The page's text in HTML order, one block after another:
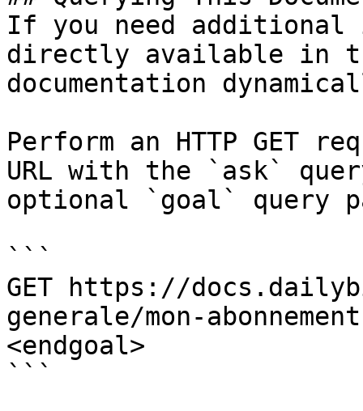
If you need
directly available in
documentation
Perform an HTTP GET
URL with the `ask`
optional `goal` query
```
GET https://
generale/mon-
<endgoal>
```